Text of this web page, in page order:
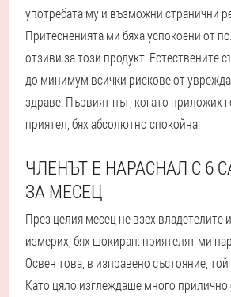
употребата му и възможни странични
Притесненията ми бяха успокоени от
отзиви за този продукт. Естествените
до минимум всички рискове от
здраве. Първият път, когато приложих
приятел, бях абсолютно спокойна.
ЧЛЕНЪТ Е НАРАСНАЛ С 6
ЗА МЕСЕЦ
През целия месец не взех владетелите
измерих, бях шокиран: приятелят ми
Освен това, в изправено състояние,
Като цяло изглеждаше много прилично